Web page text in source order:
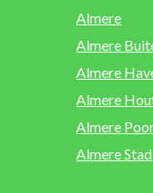
Almere
Almere
Almere
Almere
Almere
Almere Stad